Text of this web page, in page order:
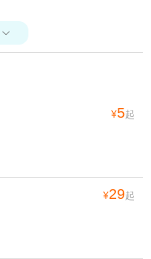

¥5起
¥29起